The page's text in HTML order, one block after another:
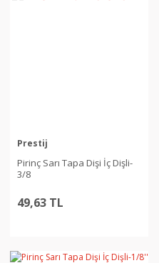
Prestij
Pirinç Sarı Tapa Dişi İç Dişli-
3/8
49,63 TL